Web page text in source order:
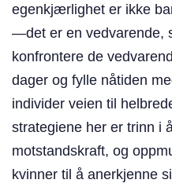
egenkjærlighet er ikke
—det er en vedvarende,
konfrontere de
dager og fylle nåtiden
individer veien til
strategiene her er trinn
motstandskraft, og
kvinner til å anerkjenne